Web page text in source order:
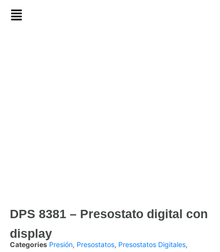
DPS 8381 – Presostato digital con
display
Categories Presión, Presostatos, Presostatos Digitales,